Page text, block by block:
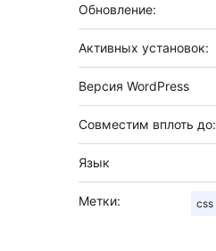
Обновление:
Активных установок:
Версия WordPress
Совместим вплоть до:
Язык
Метки: css